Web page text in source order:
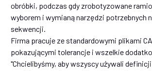
obróbki, podczas gdy zrobotyzowane
wyborem i wymianą narzędzi potrzebnych
sekwencji.
Firma pracuje ze standardowymi plikami
pokazującymi tolerancje i wszelkie
"Chcielibyśmy, aby wszyscy używali